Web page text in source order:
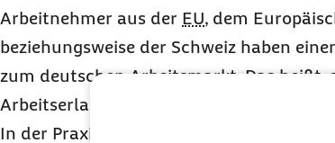
Arbeitnehmer aus der EU, dem
beziehungsweise der Schweiz haben
zum deutschen Arbeitsmarkt. Das heißt,
Arbeitserlaubnis, um eine Beschäftigung
In der Praxis gibt es jedoch Ausnahmen: